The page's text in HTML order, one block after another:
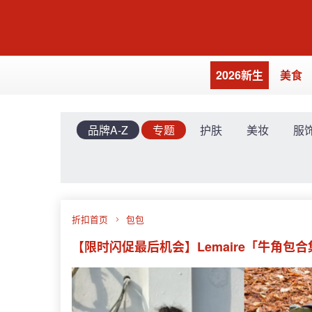
2026新生 美食
品牌A-Z 专题 护肤 美妆 服
折扣首页 包包
【限时闪促最后机会】Lemaire「牛角包